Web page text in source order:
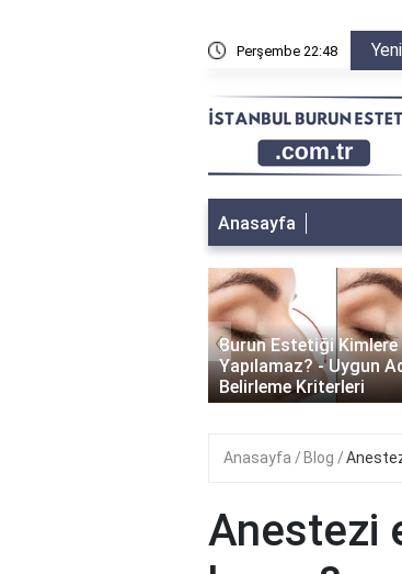
Perşembe 22:48 Yeni
Anasayfa
Burun Estetiği Kimlere
Yapılamaz? - Uygun
Belirleme Kriterleri
‹
Anasayfa Blog
Anestezi